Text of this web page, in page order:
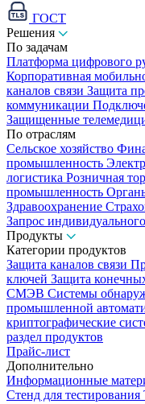
ГОСТ
Решения
По задачам
Платформа цифрового
Корпоративная
каналов связи Защита
коммуникации
Защищенные
По отраслям
Сельское хозяйство
промышленность
логистика Розничная
промышленность
Здравоохранение
Запрос
Продукты
Категории продуктов
Защита каналов связи
ключей Защита
СМЭВ Системы
промышленной
криптографические
раздел продуктов
Прайс-лист
Дополнительно
Информационные
Стенд для